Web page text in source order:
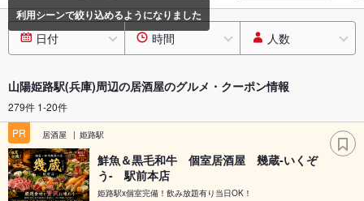
日付 時間 人数
山陽姫路駅(兵庫)周辺の居酒屋のグルメ・クーポン情報
279件 1-20件
PR
居酒屋 姫路駅
鮮魚＆黒毛和牛 個室居酒屋 幾蔵-いくぞ
う- 駅前本店
姫路駅x個室完備！飲み放題有り当日OK！